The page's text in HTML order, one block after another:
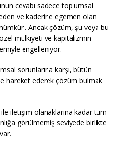
cevabı sadece toplumsal
ve kaderine egemen olan
Ancak çözüm, şu veya bu
mülkiyeti ve kapitalizmin
engelleniyor.
sorunlarına karşı, bütün
hareket ederek çözüm bulmak
iletişim olanaklarına kadar tüm
görülmemiş seviyede birlikte